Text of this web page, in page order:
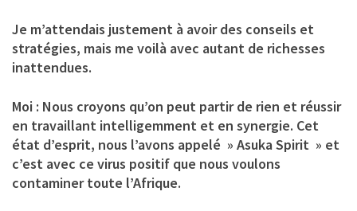
Je m’attendais justement à avoir des conseils et
stratégies, mais me voilà avec autant de richesses
inattendues.
Moi : Nous croyons qu’on peut partir de rien et réussir
en travaillant intelligemment et en synergie. Cet
état d’esprit, nous l’avons appelé » Asuka Spirit » et
c’est avec ce virus positif que nous voulons
contaminer toute l’Afrique.